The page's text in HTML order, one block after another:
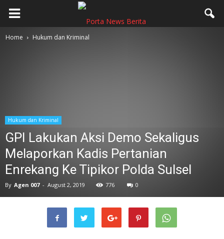
Home Hukum dan Kriminal
Hukum dan Kriminal
GPI Lakukan Aksi Demo Sekaligus
Melaporkan Kadis Pertanian
Enrekang Ke Tipikor Polda Sulsel
By Agen 007 - August 2, 2019 776 0